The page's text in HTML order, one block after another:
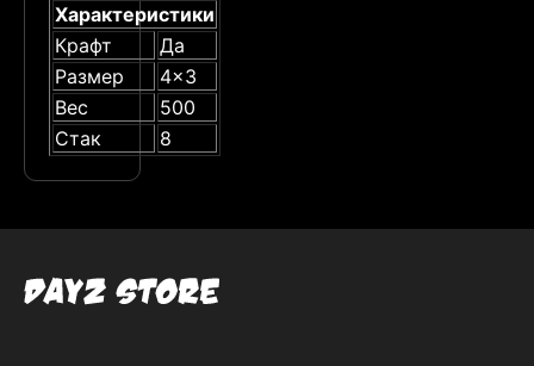
Характеристики
Крафт
Да
Размер
4x3
Вес
500
Стак
8